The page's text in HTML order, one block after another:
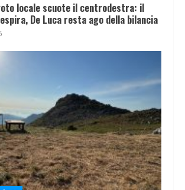
locale scuote il centrodestra: il
De Luca resta ago della bilancia